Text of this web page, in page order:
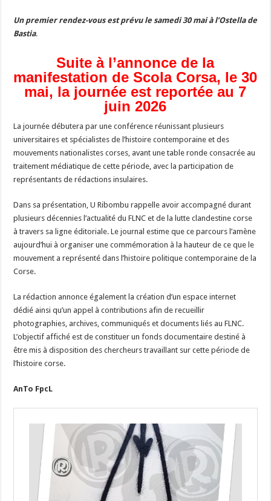
Un premier rendez-vous est prévu le samedi 30 mai à l’Ostella de
Bastia.
Suite à l’annonce de la
manifestation de Scola Corsa, le 30
mai, la journée est reportée au 7
juin 2026
La journée débutera par une conférence réunissant plusieurs
universitaires et spécialistes de l’histoire contemporaine et des
mouvements nationalistes corses, avant une table ronde consacrée au
traitement médiatique de cette période, avec la participation de
représentants de rédactions insulaires.
Dans sa présentation, U Ribombu rappelle avoir accompagné durant
plusieurs décennies l’actualité du FLNC et de la lutte clandestine corse
à travers sa ligne éditoriale. Le journal estime que ce parcours l’amène
aujourd’hui à organiser une commémoration à la hauteur de ce que le
mouvement a représenté dans l’histoire politique contemporaine de la
Corse.
La rédaction annonce également la création d’un espace internet
dédié ainsi qu’un appel à contributions afin de recueillir
photographies, archives, communiqués et documents liés au FLNC.
L’objectif affiché est de constituer un fonds documentaire destiné à
être mis à disposition des chercheurs travaillant sur cette période de
l’histoire corse.
AnTo FpcL